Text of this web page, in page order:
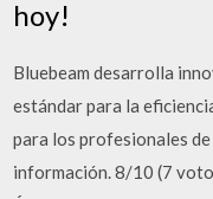
hoy!
Bluebeam desarrolla
estándar para la
para los profesionales
información. 8/10 (7